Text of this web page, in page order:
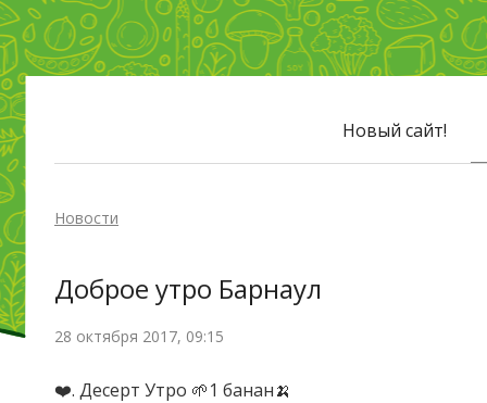
Новый сайт!
Новости
Доброе утро Барнаул
28 октября 2017, 09:15
❤️. Десерт Утро 🌱1 банан🍌